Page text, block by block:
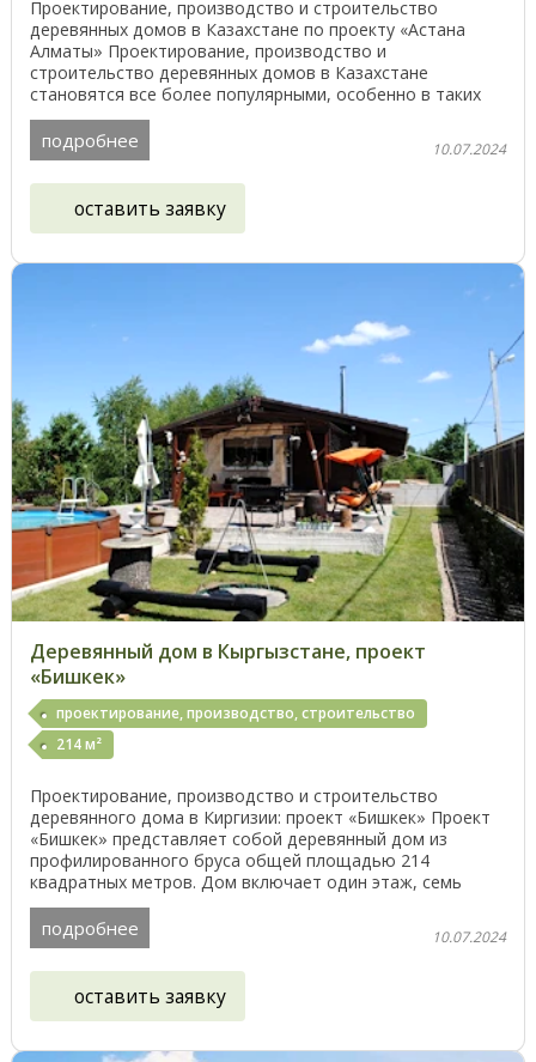
Проектирование, производство и строительство
деревянных домов в Казахстане по проекту «Астана
Алматы» Проектирование, производство и
строительство деревянных домов в Казахстане
становятся все более популярными, особенно в таких
городах, как Астана, ...
подробнее 10.07.2024
оставить заявку
Деревянный дом в Кыргызстане, проект
«Бишкек»
проектирование, производство, строительство
214 м²
Проектирование, производство и строительство
деревянного дома в Киргизии: проект «Бишкек» Проект
«Бишкек» представляет собой деревянный дом из
профилированного бруса общей площадью 214
квадратных метров. Дом включает один этаж, семь
комнат и сауну. ...
подробнее 10.07.2024
оставить заявку